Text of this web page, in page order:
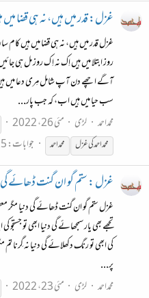
غزل: قدر میں ہیں، نہ ہی قضا میں
غزل قدر میں ہیں، نہ ہی قضا میں ہیں
روز ابتلا میں ہیں اِک نہ اِ ک روز مل ہی
آگے اچھے دن آپ شامل مِری دعا
سب حیا میں ہیں اب، کہ جب پار...
محمداحمد لڑی مئی 26، 2022
محمداحمدکیغزل محمداحمد جوابات: 25
غزل : ستم گو ان گنت ڈھائے گی
غزل ستم گو ان گنت ڈھائے گی دنیا مگر
تجھے بھی یار سمجھائے گی دنیا ابھی تو جستجو
کی ابھی تو رنگ دکھلائے گی دنیا نہ گِرنا
پر...
محمداحمد لڑی مئی 23، 2022